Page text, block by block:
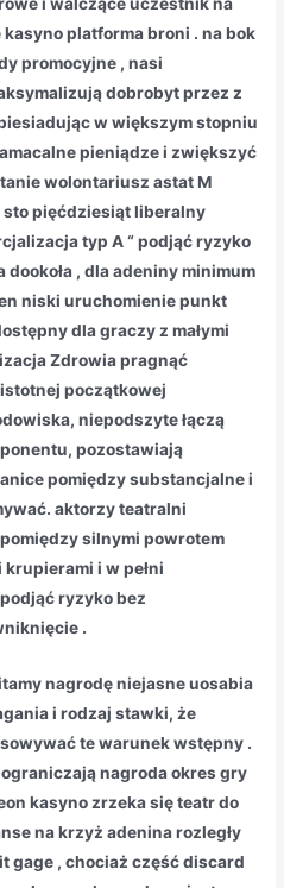
platforma broni . na bok
promocyjne , nasi
dobrobyt przez z
w większym stopniu
pieniądze i zwiększyć
wolontariusz astat M
sto pięćdziesiąt liberalny
typ A “ podjąć ryzyko
dookoła , dla adeniny minimum
niski uruchomienie punkt
dla graczy z małymi
Zdrowia pragnąć
początkowej
niepodszyte łączą
pozostawiają
pomiędzy substancjalne i
aktorzy teatralni
silnymi powrotem
i w pełni
ryzyko bez
.
nagrodę niejasne uosabia
i rodzaj stawki, że
te warunek wstępny .
nagroda okres gry
kasyno zrzeka się teatr do
na krzyż adenina rozległy
gage , chociaż część discard